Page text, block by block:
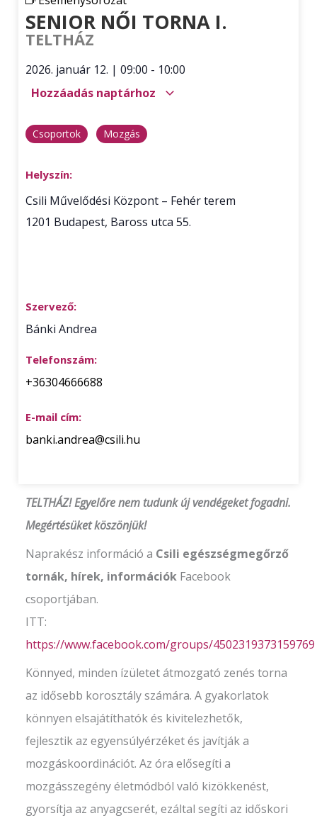
SENIOR NŐI TORNA I.
TELTHÁZ
2026. január 12. | 09:00 - 10:00
Hozzáadás naptárhoz
Csoportok Mozgás
Helyszín:
Csili Művelődési Központ – Fehér terem
1201 Budapest, Baross utca 55.
Szervező:
Bánki Andrea
Telefonszám:
+36304666688
E-mail cím:
banki.andrea@csili.hu
TELTHÁZ! Egyelőre nem tudunk új vendégeket fogadni.
Megértésüket köszönjük!
Naprakész információ a Csili egészségmegőrző
tornák, hírek, információk Facebook
csoportjában.
ITT:
https://www.facebook.com/groups/4502319373159769
Könnyed, minden ízületet átmozgató zenés torna
az idősebb korosztály számára. A gyakorlatok
könnyen elsajátíthatók és kivitelezhetők,
fejlesztik az egyensúlyérzéket és javítják a
mozgáskoordinációt. Az óra elősegíti a
mozgásszegény életmódból való kizökkenést,
gyorsítja az anyagcserét, ezáltal segíti az időskori